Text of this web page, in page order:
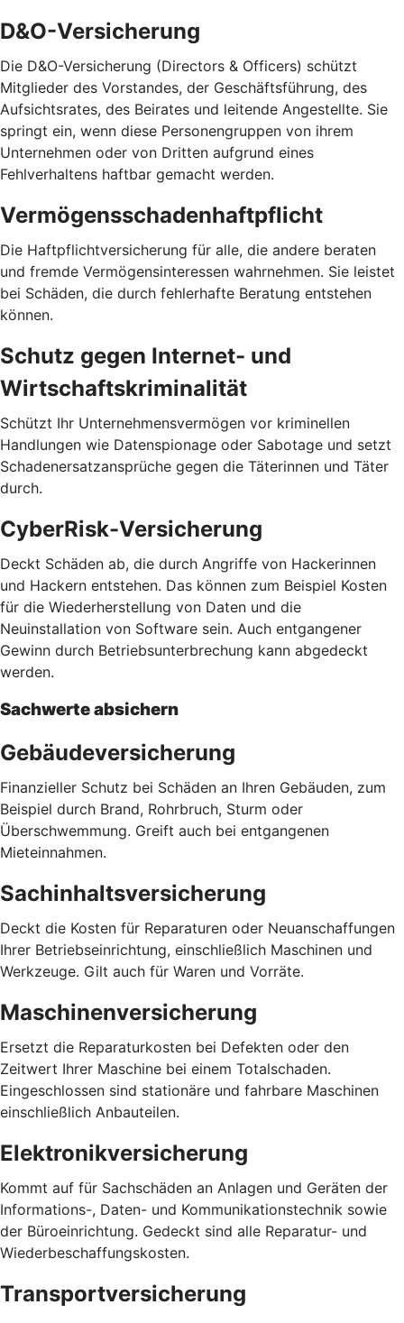
D&O-Versicherung
Die D&O-Versicherung (Directors & Officers) schützt
Mitglieder des Vorstandes, der Geschäftsführung, des
Aufsichtsrates, des Beirates und leitende Angestellte. Sie
springt ein, wenn diese Personengruppen von ihrem
Unternehmen oder von Dritten aufgrund eines
Fehlverhaltens haftbar gemacht werden.
Vermögensschadenhaftpflicht
Die Haftpflichtversicherung für alle, die andere beraten
und fremde Vermögensinteressen wahrnehmen. Sie leistet
bei Schäden, die durch fehlerhafte Beratung entstehen
können.
Schutz gegen Internet- und
Wirtschaftskriminalität
Schützt Ihr Unternehmensvermögen vor kriminellen
Handlungen wie Datenspionage oder Sabotage und setzt
Schadenersatzansprüche gegen die Täterinnen und Täter
durch.
CyberRisk-Versicherung
Deckt Schäden ab, die durch Angriffe von Hackerinnen
und Hackern entstehen. Das können zum Beispiel Kosten
für die Wiederherstellung von Daten und die
Neuinstallation von Software sein. Auch entgangener
Gewinn durch Betriebsunterbrechung kann abgedeckt
werden.
Sachwerte absichern
Gebäudeversicherung
Finanzieller Schutz bei Schäden an Ihren Gebäuden, zum
Beispiel durch Brand, Rohrbruch, Sturm oder
Überschwemmung. Greift auch bei entgangenen
Mieteinnahmen.
Sachinhaltsversicherung
Deckt die Kosten für Reparaturen oder Neuanschaffungen
Ihrer Betriebseinrichtung, einschließlich Maschinen und
Werkzeuge. Gilt auch für Waren und Vorräte.
Maschinenversicherung
Ersetzt die Reparaturkosten bei Defekten oder den
Zeitwert Ihrer Maschine bei einem Totalschaden.
Eingeschlossen sind stationäre und fahrbare Maschinen
einschließlich Anbauteilen.
Elektronikversicherung
Kommt auf für Sachschäden an Anlagen und Geräten der
Informations-, Daten- und Kommunikationstechnik sowie
der Büroeinrichtung. Gedeckt sind alle Reparatur- und
Wiederbeschaffungskosten.
Transportversicherung